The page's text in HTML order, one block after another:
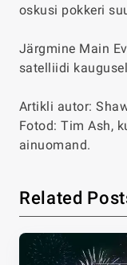
oskusi pokkeri
Järgmine Main
satelliidi
Artikli autor:
Fotod: Tim Ash,
ainuomand.
Related